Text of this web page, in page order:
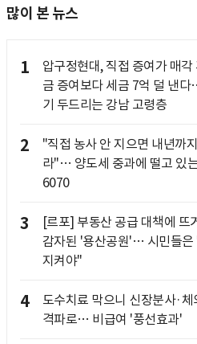
많이 본 뉴스
1
압구정현대, 직접 증여가 매각
금 증여보다 세금 7억 덜 낸
기 두드리는 강남 고령층
2
"직접 농사 안 지으면 내년까
라"… 양도세 중과에 떨고 있
6070
3
[르포] 부동산 공급 대책에 뜨
감자된 '용산공원'… 시민들은
지켜야"
4
도수치료 막으니 신장분사·체
격파로… 비급여 '풍선효과'